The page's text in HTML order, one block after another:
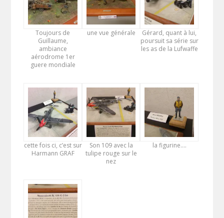
Toujours de
Guillaume,
ambiance
aérodrome 1er
guere mondiale
une vue générale
Gérard, quant à lui,
poursuit sa série sur
les as de la Lufwaffe
cette fois ci, c’est sur
Harmann GRAF
Son 109 avec la
tulipe rouge sur le
nez
la figurine….